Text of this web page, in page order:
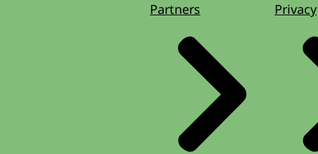
Partners Privacy